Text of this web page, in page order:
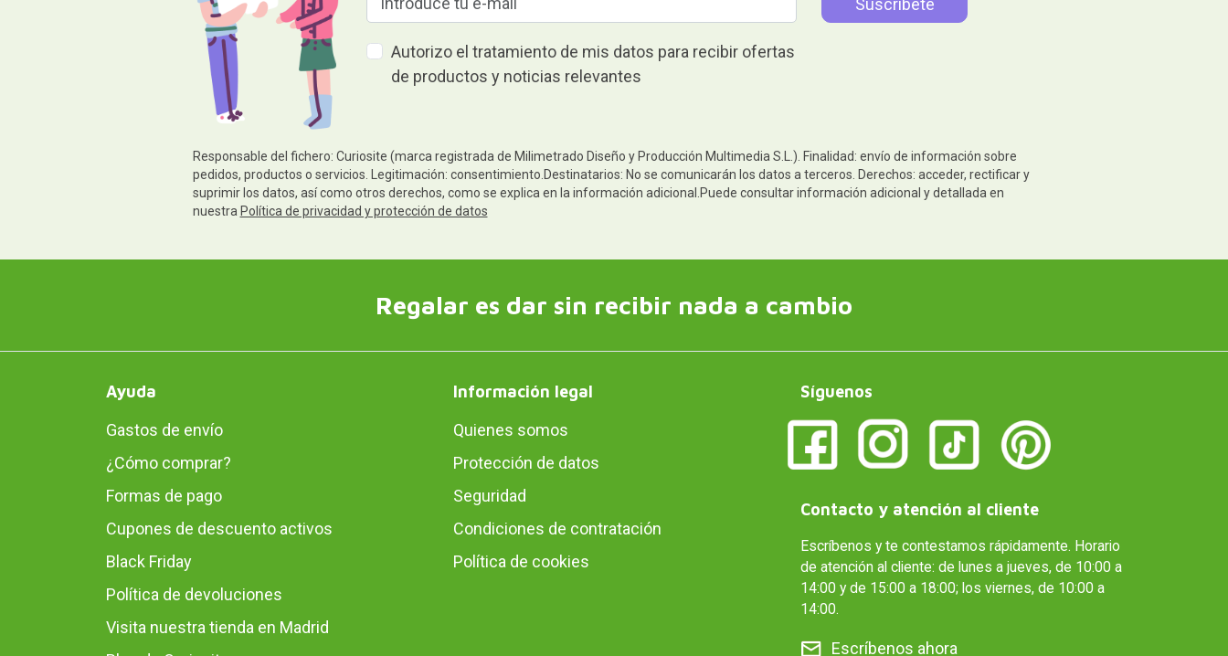
Autorizo el tratamiento de mis datos para recibir ofertas
de productos y noticias relevantes
Responsable del fichero: Curiosite (marca registrada de Milimetrado Diseño y Producción Multimedia S.L.). Finalidad: envío de información sobre
pedidos, productos o servicios. Legitimación: consentimiento.Destinatarios: No se comunicarán los datos a terceros. Derechos: acceder, rectificar y
suprimir los datos, así como otros derechos, como se explica en la información adicional.Puede consultar información adicional y detallada en
nuestra Política de privacidad y protección de datos
Regalar es dar sin recibir nada a cambio
Ayuda
Gastos de envío
¿Cómo comprar?
Formas de pago
Cupones de descuento activos
Black Friday
Política de devoluciones
Visita nuestra tienda en Madrid
Información legal
Quienes somos
Protección de datos
Seguridad
Condiciones de contratación
Política de cookies
Síguenos
Contacto y atención al cliente
Escríbenos y te contestamos rápidamente. Horario
de atención al cliente: de lunes a jueves, de 10:00 a
14:00 y de 15:00 a 18:00; los viernes, de 10:00 a
14:00.
Escríbenos ahora